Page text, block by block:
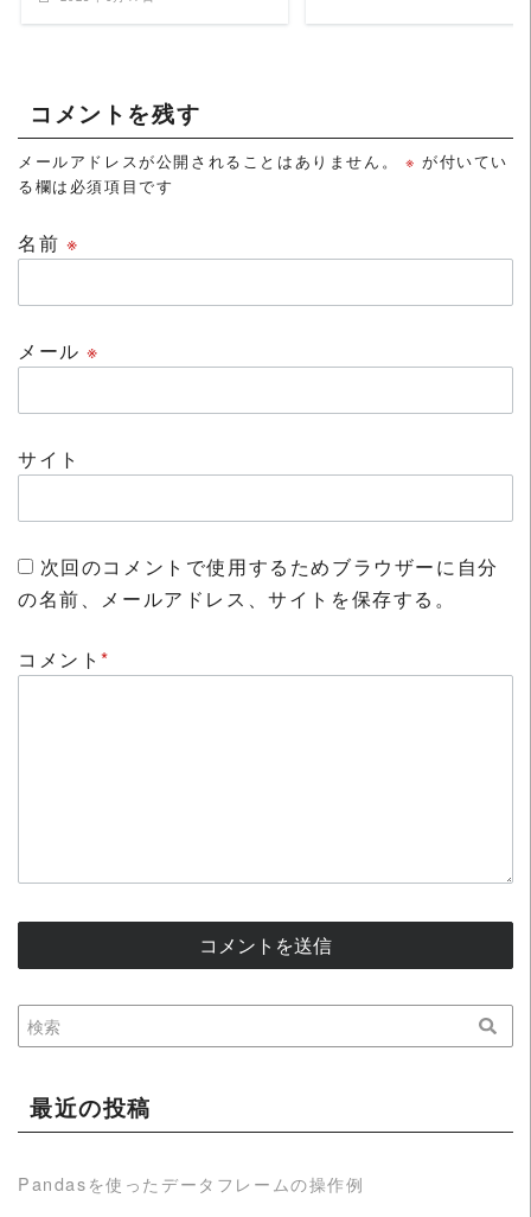
コメントを残す
メールアドレスが公開されることはありません。 ※ が付いてい
る欄は必須項目です
名前 ※
メール※
サイト
次回のコメントで使用するためブラウザーに自分
の名前、メールアドレス、サイトを保存する。
コメント*
最近の投稿
Pandasを使ったデータフレームの操作例